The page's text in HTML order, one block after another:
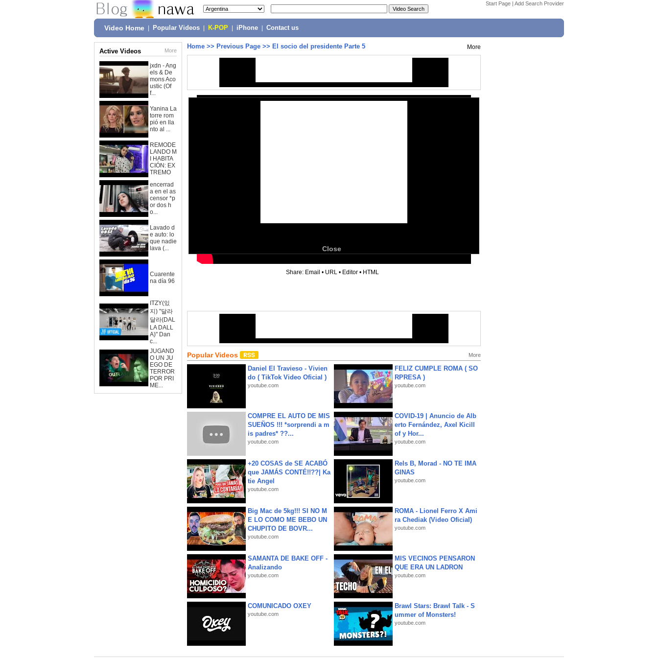
Start Page | Add Search Provider
Video Home Popular Videos K-POP iPhone Contact us
Active Videos More
jxdn - Ang
els & De
mons Aco
ustic (Of
f...
Yanina La
torre rom
pió en lla
nto al ...
REMODE
LANDO M
I HABITA
CIÓN: EX
TREMO
encerrad
a en el as
censor *p
or dos h
o...
Lavado d
e auto: lo
que nadie
lava (...
Cuarente
na día 96
ITZY(있
지) "달라
달라(DAL
LA DALL
A)" Dan
c...
JUGAND
O UN JU
EGO DE
TERROR
POR PRI
ME...
Home >> Previous Page >> El socio del presidente Parte 5 More
Close
Share: Email • URL • Editor • HTML
Popular Videos More
Daniel El Travieso - Vivien
do ( TikTok Video Oficial )
youtube.com
FELIZ CUMPLE ROMA ( SO
RPRESA )
youtube.com
COMPRE EL AUTO DE MIS
SUEÑOS !!! *sorprendi a m
is padres* ??...
youtube.com
COVID-19 | Anuncio de Alb
erto Fernández, Axel Kicill
of y Hor...
youtube.com
+20 COSAS de SE ACABÓ
que JAMÁS CONTÉ!!??| Ka
tie Angel
youtube.com
Rels B, Morad - NO TE IMA
GINAS
youtube.com
Big Mac de 5kg!!! SI NO M
E LO COMO ME BEBO UN
CHUPITO DE BOVR...
youtube.com
ROMA - Lionel Ferro X Ami
ra Chediak (Video Oficial)
youtube.com
SAMANTA DE BAKE OFF -
Analizando
youtube.com
MIS VECINOS PENSARON
QUE ERA UN LADRON
youtube.com
COMUNICADO OXEY
youtube.com
Brawl Stars: Brawl Talk - S
ummer of Monsters!
youtube.com